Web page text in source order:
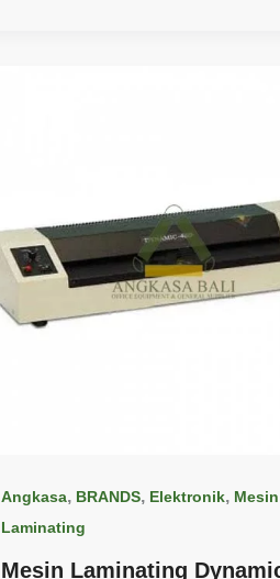
Angkasa, BRANDS, Elektronik, Mesin
Laminating
Mesin Laminating